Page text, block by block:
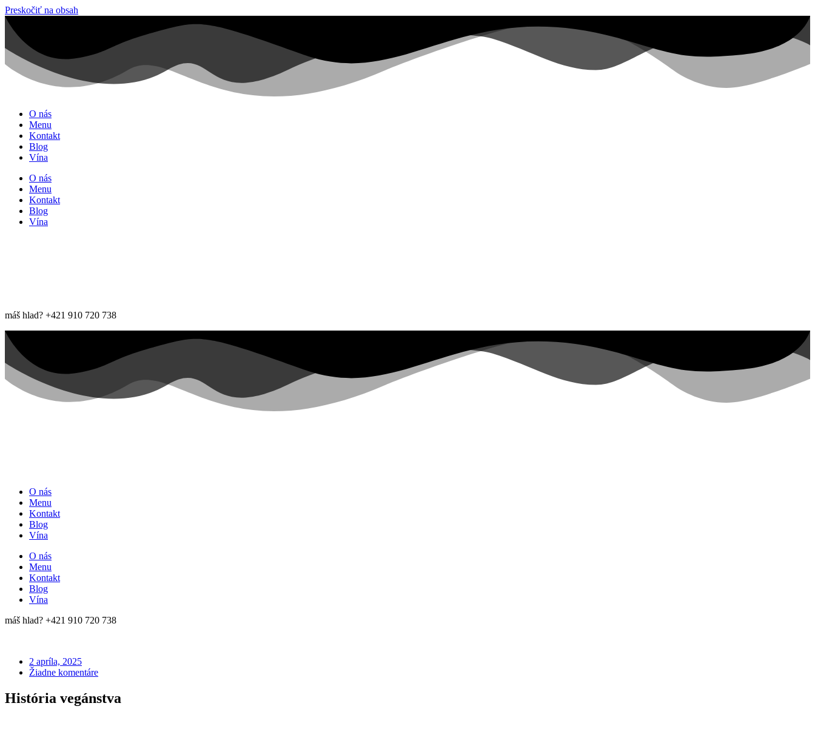
Preskočiť na obsah
O nás
Menu
Kontakt
Blog
Vína
O nás
Menu
Kontakt
Blog
Vína
máš hlad? +421 910 720 738
O nás
Menu
Kontakt
Blog
Vína
O nás
Menu
Kontakt
Blog
Vína
máš hlad? +421 910 720 738
2 apríla, 2025
Žiadne komentáre
História vegánstva